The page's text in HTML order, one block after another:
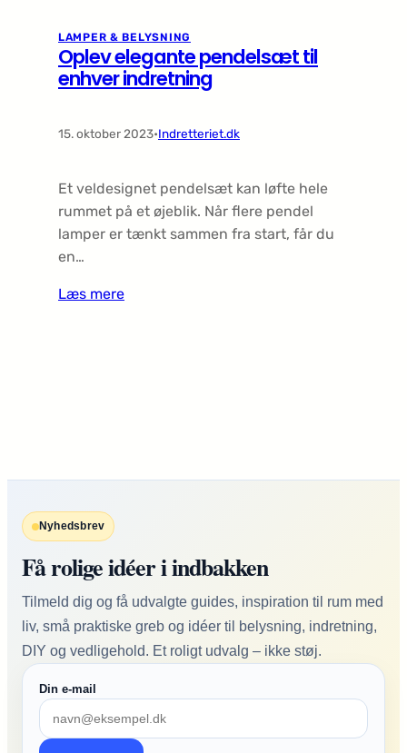
LAMPER & BELYSNING
Oplev elegante pendelsæt til
enhver indretning
15. oktober 2023•Indretteriet.dk
Et veldesignet pendelsæt kan løfte hele
rummet på et øjeblik. Når flere pendel
lamper er tænkt sammen fra start, får du
en…
Læs mere
Nyhedsbrev
Få rolige idéer i indbakken
Tilmeld dig og få udvalgte guides, inspiration til rum med
liv, små praktiske greb og idéer til belysning, indretning,
DIY og vedligehold. Et roligt udvalg – ikke støj.
Din e-mail